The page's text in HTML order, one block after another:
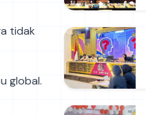
tidak
global.